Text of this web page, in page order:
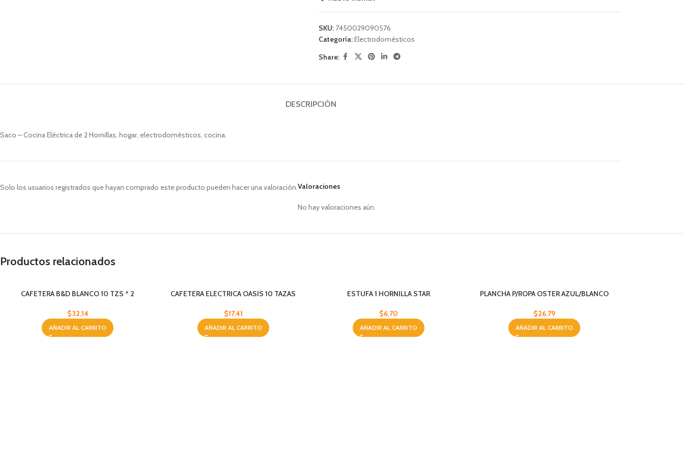
SKU: 7450029090576
Categoría:Electrodomésticos
Share:
DESCRIPCIÓN
Saco – Cocina Eléctrica de 2 Hornillas, hogar, electrodomésticos, cocina.
Valoraciones
No hay valoraciones aún.
Solo los usuarios registrados que hayan comprado este producto pueden hacer una valoración.
Productos relacionados
CAFETERA B&D BLANCO 10 TZS * 2
$32,14
AÑADIR AL CARRITO
CAFETERA ELECTRICA OASIS 10 TAZAS
$17,41
AÑADIR AL CARRITO
ESTUFA 1 HORNILLA STAR
$6,70
AÑADIR AL CARRITO
PLANCHA P/ROPA OSTER AZUL/BLANCO
$26,79
AÑADIR AL CARRITO